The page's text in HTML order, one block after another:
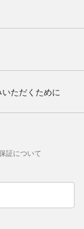
ただくために
証について